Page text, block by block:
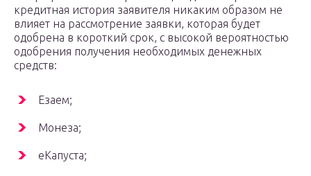
кредитная история заявителя никаким образом не
влияет на рассмотрение заявки, которая будет
одобрена в короткий срок, с высокой вероятностью
одобрения получения необходимых денежных
средств:
Езаем;
Монеза;
еКапуста;